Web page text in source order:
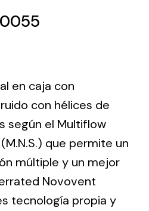
into the group
ventilation products for
en caja con
con hélices de
según el Multiflow
que permite un
múltiple y un mejor
Novovent
tecnología propia y